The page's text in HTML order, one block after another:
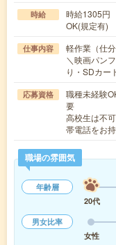
時給
時給1305円
OK(規定有)
仕事内容
軽作業（仕
＼映画パン
り・SDカー
応募資格
職種未経験
要
高校生は不
帯電話をお
職場の雰囲気
年齢層
20代
男女比率
女性